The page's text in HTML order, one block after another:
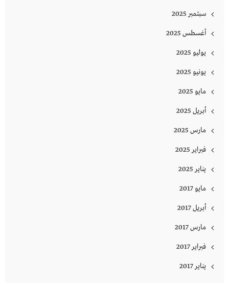
سبتمبر 2025
أغسطس 2025
يوليو 2025
يونيو 2025
مايو 2025
أبريل 2025
مارس 2025
فبراير 2025
يناير 2025
مايو 2017
أبريل 2017
مارس 2017
فبراير 2017
يناير 2017